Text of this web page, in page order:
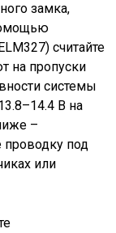
замка,
считайте
на пропуски
системы
В на
–
проводку под
или